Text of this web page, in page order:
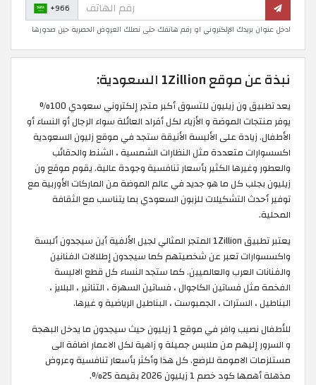
+966
ادخل عنوان بريدك الإلكتروني او رقم هاتفك حتى تصلك العروض الحصرية حين صدورها
نبذة عن موقع 1Zillion السعودية:
يعد تطبيق ون زيليون للتسوق أكبر متجر إلكتروني سعودي 100%
يوفر منتجات الموضة و الأزياء لكل أفراد العائلة سواء الرجال أو النساء أو
الأطفال. زيادة على الألبسة الأنيقة ستجد في موقع زليون السعودية
اكسسوارات متعددة مثل النظارات الشمسية ، الشنط والحقائب
والعطور وغيرها الكثير بأسعار تنافسية وجودة عالية. يقوم موقع ون
زيليون بجلب كل ما هو جديد في عالم الموضة من الماركات الأوربية مع
توفير أحدث التشكيلات للزبون السعودي بما يتناسب مع الثقافة
المحلية.
يعتبر تطبيق 1Zillion المتجر المثالي لجيل الألفية أين سيجدون ألبسة
واكسسوارات تعبر عن شخصيتهم كما سيجدون إطلالات الفنانين
والفنانات العرب والعالميين. كما ستجد النساء كل قطع الالبسة
الفخمة مثل فساتين الكاجوال ، فساتين السهرة ، التنانير ، البلايز ،
البناطيل ، السترات ، الجمبوست ، البناطيل الرياضية و غيرها.
للأطفال نصيب وافر في موقع 1 زيليون حيث سيجدون ما يدخل البهجة
و السرور إليهم من ملابس جميلة و زاهية لكل الاعمار اضافة الى
مستلزمات الامومة للرضع. كل هذا وأكثر بأسعار تنافسية وعروض
مذهلة أهمها كود خصم 1 زيليون 2026 بقيمة 25%.